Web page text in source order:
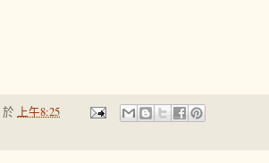
於 上午8:25